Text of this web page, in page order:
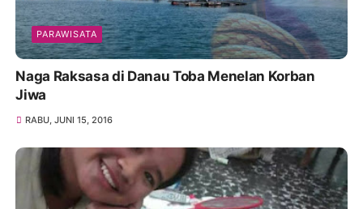
PARAWISATA
Naga Raksasa di Danau Toba Menelan Korban
Jiwa
RABU, JUNI 15, 2016